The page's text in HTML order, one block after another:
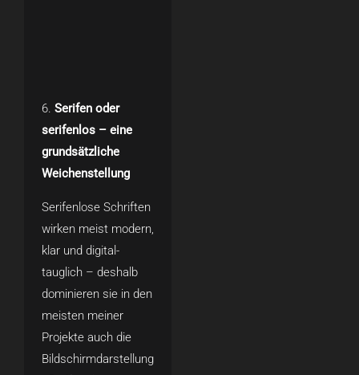
Serifen oder
serifenlos – eine
grundsätzliche
Weichenstellung
Serifenlose Schriften
wirken meist modern,
klar und digital-
tauglich – deshalb
dominieren sie in den
meisten meiner
Projekte auch die
Bildschirmdarstellung